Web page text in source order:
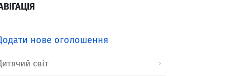
нове оголошення
світ